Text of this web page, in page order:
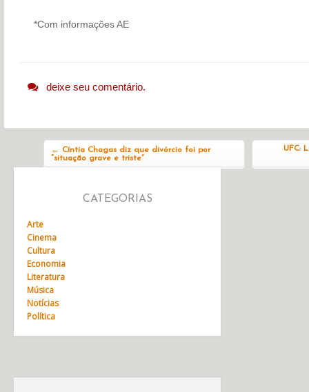
*Com informações AE
deixe seu comentário.
← Cíntia Chagas diz que divórcio foi por
“situação grave e triste”
UFC:
CATEGORIAS
Arte
Cinema
Cultura
Economia
Literatura
Música
Notícias
Política